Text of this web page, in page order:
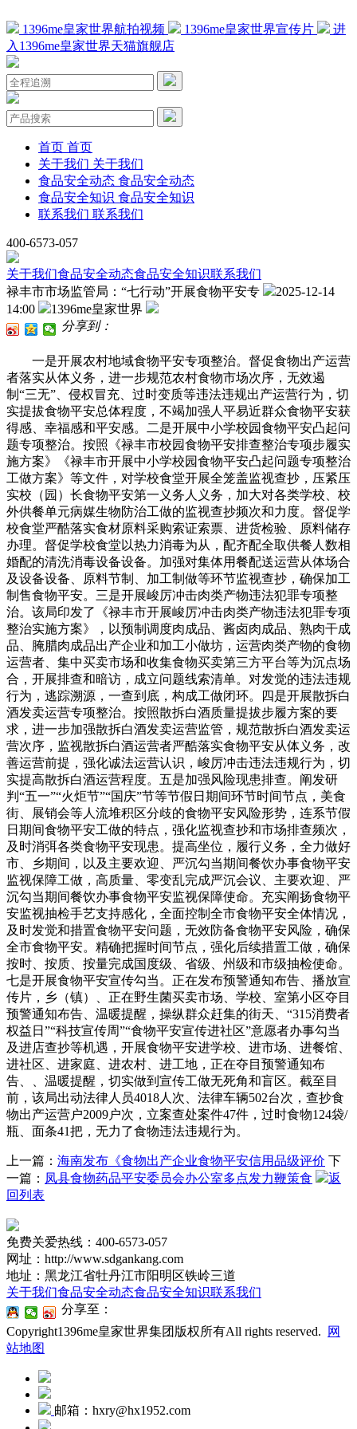
1396me皇家世界航拍视频 1396me皇家世界宣传片
进
入1396me皇家世界天猫旗舰店
首页 首页
关于我们 关于我们
食品安全动态 食品安全动态
食品安全知识 食品安全知识
联系我们 联系我们
400-6573-057
关于我们食品安全动态食品安全知识联系我们
禄丰市市场监管局：“七行动”开展食物平安专
2025-12-14
14:00
1396me皇家世界
分享到：
一是开展农村地域食物平安专项整治。督促食物出产运营
者落实从体义务，进一步规范农村食物市场次序，无效遏
制“三无”、侵权冒充、过时变质等违法违规出产运营行为，切
实提拔食物平安总体程度，不竭加强人平易近群众食物平安获
得感、幸福感和平安感。二是开展中小学校园食物平安凸起问
题专项整治。按照《禄丰市校园食物平安排查整治专项步履实
施方案》《禄丰市开展中小学校园食物平安凸起问题专项整治
工做方案》等文件，对学校食堂开展全笼盖监视查抄，压紧压
实校（园）长食物平安第一义务人义务，加大对各类学校、校
外供餐单元病媒生物防治工做的监视查抄频次和力度。督促学
校食堂严酷落实食材原料采购索证索票、进货检验、原料储存
办理。督促学校食堂以热力消毒为从，配齐配全取供餐人数相
婚配的清洗消毒设备设备。加强对集体用餐配送运营从体场合
及设备设备、原料节制、加工制做等环节监视查抄，确保加工
制售食物平安。三是开展峻厉冲击肉类产物违法犯罪专项整
治。该局印发了《禄丰市开展峻厉冲击肉类产物违法犯罪专项
整治实施方案》，以预制调度肉成品、酱卤肉成品、熟肉干成
品、腌腊肉成品出产企业和加工小做坊，运营肉类产物的食物
运营者、集中买卖市场和收集食物买卖第三方平台等为沉点场
合，开展排查和暗访，成立问题线索清单。对发觉的违法违规
行为，逃踪溯源，一查到底，构成工做闭环。四是开展散拆白
酒发卖运营专项整治。按照散拆白酒质量提拔步履方案的要
求，进一步加强散拆白酒发卖运营监管，规范散拆白酒发卖运
营次序，监视散拆白酒运营者严酷落实食物平安从体义务，改
善运营前提，强化诚法运营认识，峻厉冲击违法违规行为，切
实提高散拆白酒运营程度。五是加强风险现患排查。阐发研
判“五一”“火炬节”“国庆”节等节假日期间环节时间节点，美食
街、展销会等人流堆积区分歧的食物平安风险形势，连系节假
日期间食物平安工做的特点，强化监视查抄和市场排查频次，
及时消弭各类食物平安现患。提高坐位，履行义务，全力做好
市、乡期间，以及主要欢迎、严沉勾当期间餐饮办事食物平安
监视保障工做，高质量、零变乱完成严沉会议、主要欢迎、严
沉勾当期间餐饮办事食物平安监视保障使命。充实阐扬食物平
安监视抽检手艺支持感化，全面控制全市食物平安全体情况，
及时发觉和措置食物平安问题，无效防备食物平安风险，确保
全市食物平安。精确把握时间节点，强化后续措置工做，确保
按时、按质、按量完成国度级、省级、州级和市级抽检使命。
七是开展食物平安宣传勾当。正在发布预警通知布告、播放宣
传片，乡（镇）、正在野生菌买卖市场、学校、室第小区夺目
预警通知布告、温暖提醒，操纵群众赶集的街天、“315消费者
权益日”“科技宣传周”“食物平安宣传进社区”意愿者办事勾当
及进店查抄等机遇，开展食物平安进学校、进市场、进餐馆、
进社区、进家庭、进农村、进工地，正在夺目预警通知布
告、、温暖提醒，切实做到宣传工做无死角和盲区。截至目
前，该局出动法律人员4018人次、法律车辆502台次，查抄食
物出产运营户2009户次，立案查处案件47件，过时食物124袋/
瓶、面条41把，无力了食物违法违规行为。
上一篇： 海南发布《食物出产企业食物平安信用品级评价 下
一篇： 凤县食物药品平安委员会办公室多点发力鞭策食
返
回列表
免费关爱热线：400-6573-057
网址：http://www.sdgankang.com
地址：黑龙江省牡丹江市阳明区铁岭三道
关于我们食品安全动态食品安全知识联系我们
分享至：
Copyright1396me皇家世界集团版权所有All rights reserved.
网
站地图
邮箱：hxry@hx1952.com